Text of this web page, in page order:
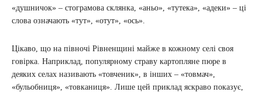
«душничок» – стограмова склянка, «аньо», «тутека», «адеки» – ці
слова означають «тут», «отут», «ось».
Цікаво, що на півночі Рівненщині майже в кожному селі своя
говірка. Наприклад, популярному страву картопляне пюре в
деяких селах називають «товченик», в інших – «товмач»,
«бульобниця», «товканиця». Лише цей приклад яскраво показує,